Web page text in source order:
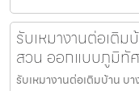
รับเหมางานต่อเติ
สวน ออกแบบภูมิทั
รับเหมางานต่อเติมบ้าน